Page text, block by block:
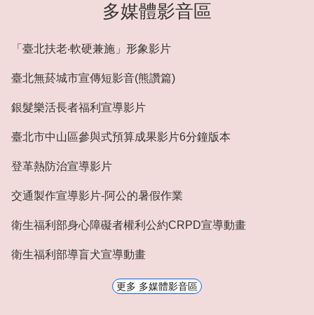
多媒體影音區
「臺北扶老‧軟硬兼施」形象影片
臺北無菸城市宣傳短影音(熊讚篇)
銀髮樂活長者福利宣導影片
臺北市中山區參與式預算成果影片6分鐘版本
登革熱防治宣導影片
交通製作宣導影片-阿公的暑假作業
衛生福利部身心障礙者權利公約CRPD宣導動畫
衛生福利部導盲犬宣導動畫
更多 多媒體影音區